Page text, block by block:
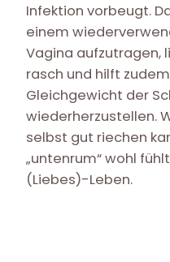
Infektion vorbeugt.
einem
Vagina aufzutragen,
rasch und hilft
Gleichgewicht der
wiederherzustellen.
selbst gut riechen
„untenrum“ wohl
(Liebes)-Leben.